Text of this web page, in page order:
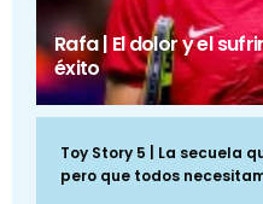
Rafa | El dolor y el
éxito
Toy Story 5 | La secuela
pero que todos